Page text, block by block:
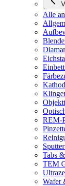
Alle
REM-
Tabs
TEM
Wafer